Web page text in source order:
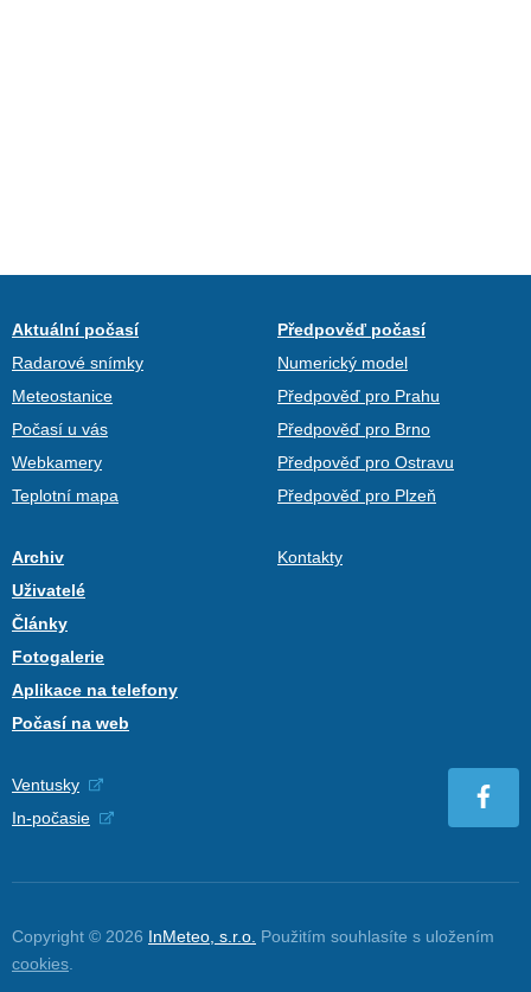
Aktuální počasí
Radarové snímky
Meteostanice
Počasí u vás
Webkamery
Teplotní mapa
Předpověď počasí
Numerický model
Předpověď pro Prahu
Předpověď pro Brno
Předpověď pro Ostravu
Předpověď pro Plzeň
Archiv
Uživatelé
Články
Fotogalerie
Aplikace na telefony
Počasí na web
Kontakty
Ventusky
In-počasie
Copyright © 2026 InMeteo, s.r.o. Použitím souhlasíte s uložením
cookies